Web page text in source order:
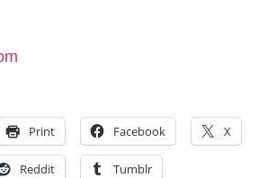
Print Facebook X
Reddit Tumblr